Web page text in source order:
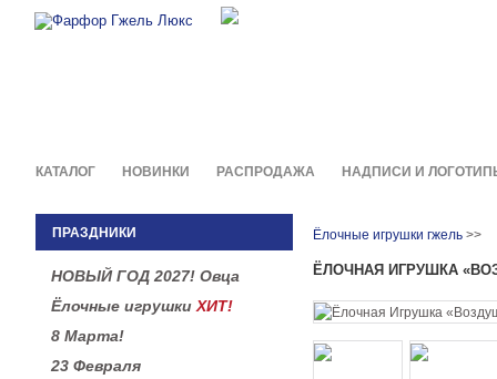
КАТАЛОГ НОВИНКИ РАСПРОДАЖА НАДПИСИ И
ПРАЗДНИКИ
НОВЫЙ ГОД 2027! Овца
Ёлочные игрушки ХИТ!
8 Марта!
23 Февраля
Ёлочные игрушки гжель >>
ЁЛОЧНАЯ ИГРУШКА